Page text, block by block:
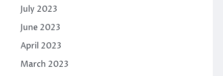
July 2023
June 2023
April 2023
March 2023